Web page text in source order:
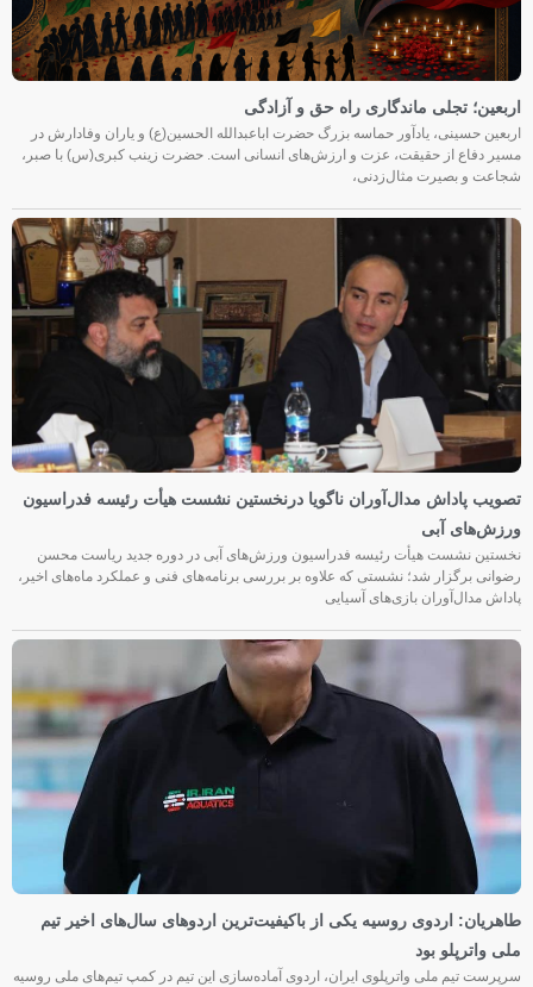
اربعین؛ تجلی ماندگاری راه حق و آزادگی
اربعین حسینی، یادآور حماسه بزرگ حضرت اباعبدالله الحسین(ع) و یاران وفادارش در
مسیر دفاع از حقیقت، عزت و ارزش‌های انسانی است. حضرت زینب کبری(س) با صبر،
شجاعت و بصیرت مثال‌زدنی،
تصویب پاداش مدال‌آوران ناگویا درنخستین نشست هیأت رئیسه فدراسیون
ورزش‌های آبی
نخستین نشست هیأت رئیسه فدراسیون ورزش‌های آبی در دوره جدید ریاست محسن
رضوانی برگزار شد؛ نشستی که علاوه بر بررسی برنامه‌های فنی و عملکرد ماه‌های اخیر،
پاداش مدال‌آوران بازی‌های آسیایی
طاهریان: اردوی روسیه یکی از باکیفیت‌ترین اردوهای سال‌های اخیر تیم
ملی واترپلو بود
سرپرست تیم ملی واترپلوی ایران، اردوی آماده‌سازی این تیم در کمپ تیم‌های ملی روسیه